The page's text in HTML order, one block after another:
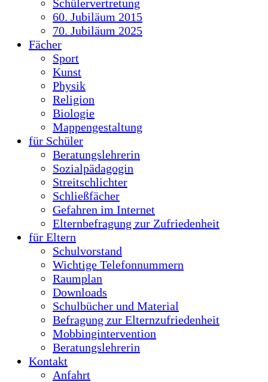
Schülervertretung
60. Jubiläum 2015
70. Jubiläum 2025
Fächer
Sport
Kunst
Physik
Religion
Biologie
Mappengestaltung
für Schüler
Beratungslehrerin
Sozialpädagogin
Streitschlichter
Schließfächer
Gefahren im Internet
Elternbefragung zur Zufriedenheit
für Eltern
Schulvorstand
Wichtige Telefonnummern
Raumplan
Downloads
Schulbücher und Material
Befragung zur Elternzufriedenheit
Mobbingintervention
Beratungslehrerin
Kontakt
Anfahrt